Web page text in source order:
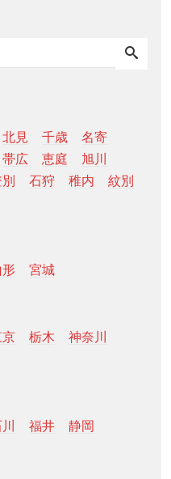
北見 千歳
名寄
帯広 恵庭
旭川
石狩 稚内
紋別
形 宮城
京 栃木
神奈川
福井 静岡